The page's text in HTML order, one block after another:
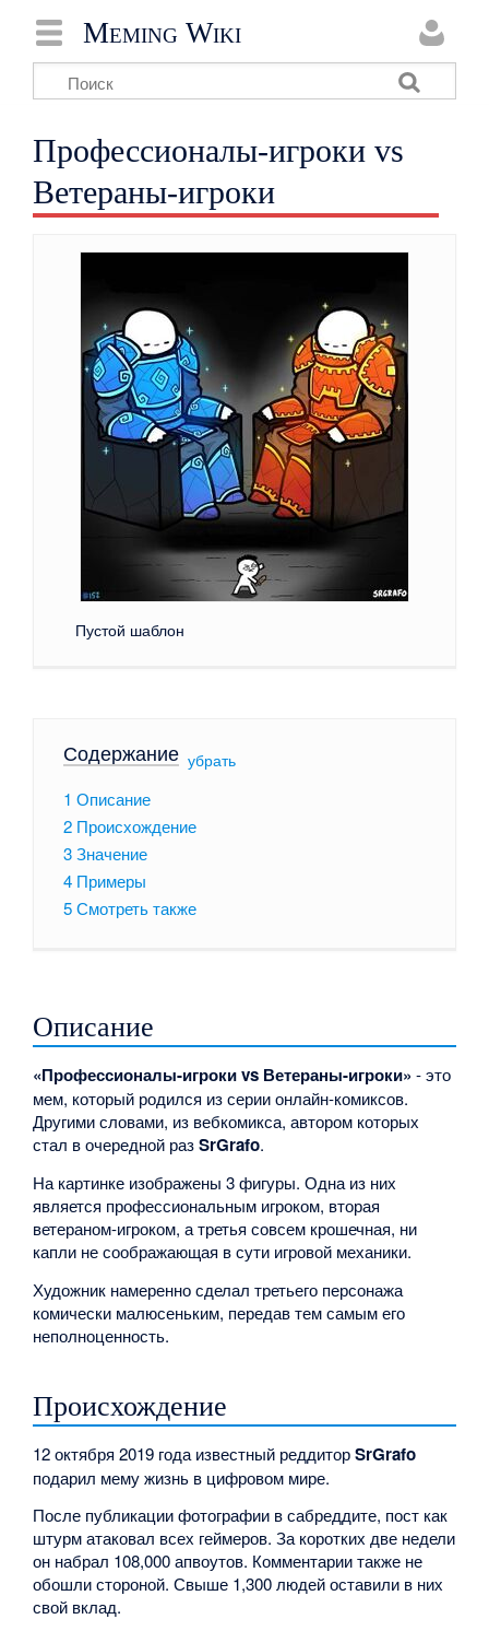
Meming Wiki
Профессионалы-игроки vs
Ветераны-игроки
Пустой шаблон
Содержание[ убрать]
1 Описание
2 Происхождение
3Значение
4 Примеры
5Смотреть также
Описание
«Профессионалы-игроки vs Ветераны-игроки» - это
мем, который родился из серии онлайн-комиксов.
Другими словами, из вебкомикса, автором которых
стал в очередной разSrGrafo.
На картинке изображены 3 фигуры. Одна из них
является профессиональным игроком, вторая
ветераном-игроком, а третья совсем крошечная, ни
капли не соображающая в сути игровой механики.
Художник намеренно сделал третьего персонажа
комически малюсеньким, передав тем самым его
неполноценность.
Происхождение
12 октября 2019 года известный реддиторSrGrafo
подарил мему жизнь в цифровом мире.
После публикации фотографии в сабреддите, пост как
штурм атаковал всех геймеров. За коротких две недели
он набрал 108,000 апвоутов. Комментарии также не
обошли стороной. Свыше 1,300 людей оставили в них
свой вклад.